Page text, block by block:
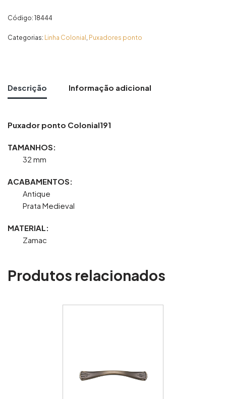
Código:18444
Categorias: Linha Colonial Puxadores ponto
Descrição Informação adicional
Puxador ponto Colonial191
TAMANHOS:
32 mm
ACABAMENTOS:
Antique
Prata Medieval
MATERIAL:
Zamac
Produtos relacionados